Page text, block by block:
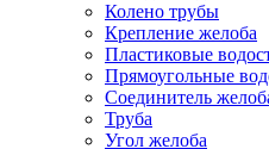
Колено трубы
Крепление желоба
Пластиковые
Прямоугольные
Соединитель
Труба
Угол желоба